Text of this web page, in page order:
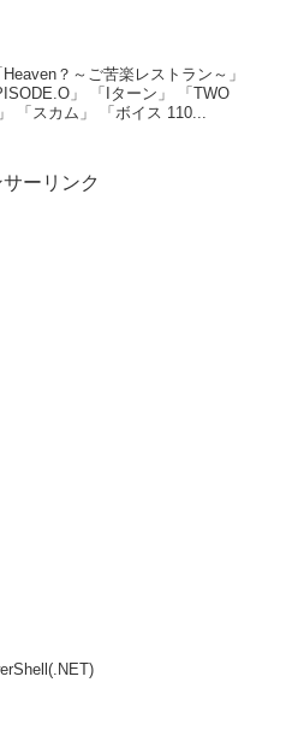
？～ご苦楽レストラン～」
」 「Iターン」 「TWO
「スカム」 「ボイス 110...
ーリンク